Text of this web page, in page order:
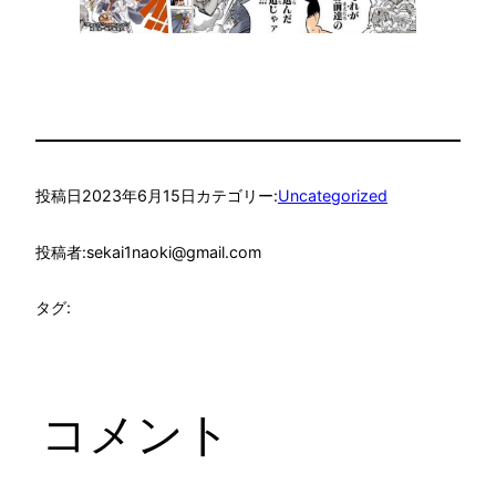
投稿日2023年6月15日カテゴリー:Uncategorized
投稿者:sekai1naoki@gmail.com
タグ:
コメント